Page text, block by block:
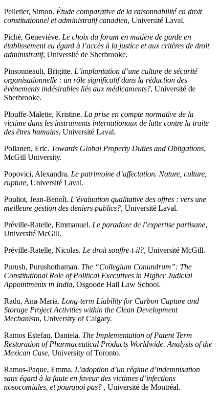
Pelletier, Simon. Étude comparative de la raisonnabilité en droit
constitutionnel et administratif canadien, Université Laval.
Piché, Geneviève. Le choix du forum en matière de garde en
établissement eu égard à l’accès à la justice et aux critères de droit
administratif, Université de Sherbrooke.
Pinsonneault, Brigitte. L’implantation d’une culture de sécurité
organisationnelle : un rôle significatif dans la réduction des
événements indésirables liés aux médicaments?, Université de
Sherbrooke.
Plouffe-Malette, Kristine. La prise en compte normative de la
victime dans les instruments internationaux de lutte contre la traite
des êtres humains, Université Laval.
Pollanen, Eric. Towards Global Property Duties and Obligations,
McGill University.
Popovici, Alexandra. Le patrimoine d’affectation. Nature, culture,
rupture, Université Laval.
Pouliot, Jean-Benoît. L’évaluation qualitative des offres : vers une
meilleure gestion des deniers publics?, Université Laval.
Préville-Ratelle, Emmanuel. Le paradoxe de l’expertise partisane,
Université McGill.
Préville-Ratelle, Nicolas. Le droit souffre-t-il?, Université McGill.
Purush, Purushothaman. The “Collegium Conundrum”: The
Constitutional Role of Political Executives in Higher Judicial
Appointments in India, Osgoode Hall Law School.
Radu, Ana-Maria. Long-term Liability for Carbon Capture and
Storage Project Activities within the Clean Development
Mechanism, University of Calgary.
Ramos Estefan, Daniela. The Implementation of Patent Term
Restoration of Pharmaceutical Products Worldwide. Analysis of the
Mexican Case, University of Toronto.
Ramos-Paque, Emma. L’adoption d’un régime d’indemnisation
sans égard à la faute en faveur des victimes d’infections
nosocomiales, et pourquoi pas? , Université de Montréal.